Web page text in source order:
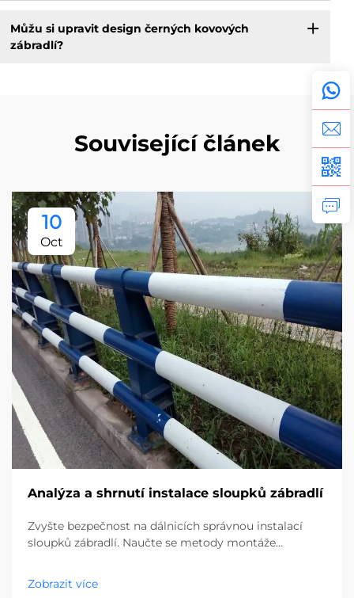
Můžu si upravit design černých kovových
zábradlí?
Související článek
10
Oct
Analýza a shrnutí instalace sloupků zábradlí
Zvyšte bezpečnost na dálnicích správnou instalací
sloupků zábradlí. Naučte se metody montáže
zásypu pro 100% soulad s předpisy. Stáhněte si nyní
kompletní průvodce.
Zobrazit více